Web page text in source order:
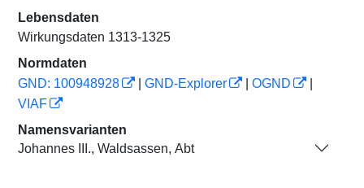
Lebensdaten
Wirkungsdaten 1313-1325
Normdaten
GND: 100948928
GND-Explorer OGND
VIAF
Namensvarianten
Johannes III., Waldsassen, Abt